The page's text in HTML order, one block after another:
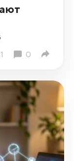
0